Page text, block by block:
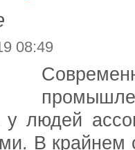
08:49
людей
В